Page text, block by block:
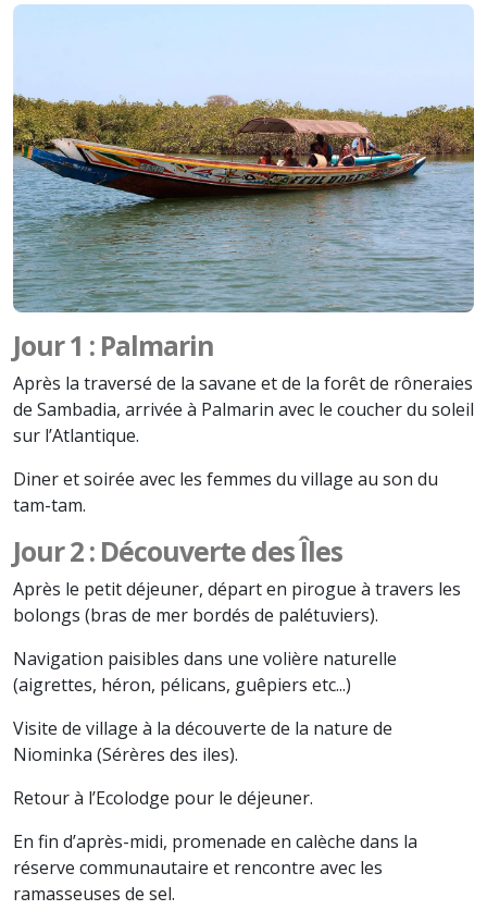
Jour 1 : Palmarin
Après la traversé de la savane et de la forêt de rôneraies
de Sambadia, arrivée à Palmarin avec le coucher du soleil
sur l’Atlantique.
Diner et soirée avec les femmes du village au son du
tam-tam.
Jour 2 : Découverte des Îles
Après le petit déjeuner, départ en pirogue à travers les
bolongs (bras de mer bordés de palétuviers).
Navigation paisibles dans une volière naturelle
(aigrettes, héron, pélicans, guêpiers etc...)
Visite de village à la découverte de la nature de
Niominka (Sérères des iles).
Retour à l’Ecolodge pour le déjeuner.
En fin d’après-midi, promenade en calèche dans la
réserve communautaire et rencontre avec les
ramasseuses de sel.